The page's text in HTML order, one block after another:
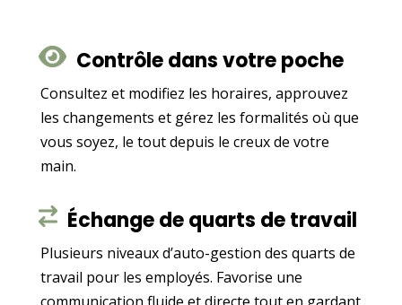
Contrôle dans votre poche
Consultez et modifiez les horaires, approuvez
les changements et gérez les formalités où que
vous soyez, le tout depuis le creux de votre
main.
Échange de quarts de travail
Plusieurs niveaux d’auto-gestion des quarts de
travail pour les employés. Favorise une